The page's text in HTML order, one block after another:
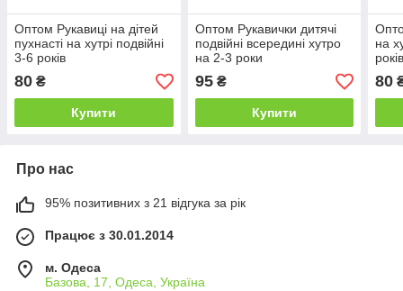
Оптом Рукавиці на дітей
пухнасті на хутрі подвійні
3-6 років
80 ₴
Купити
Оптом Рукавички дитячі
подвійні всередині хутро
на 2-3 роки
95₴
Купити
на
80
Про нас
95% позитивних з 21 відгука за рік
Працює з 30.01.2014
м. Одеса
Базова, 17, Одеса, Україна